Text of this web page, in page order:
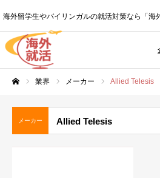
海外留学生やバイリンガルの就活対策なら「海
業界 メーカー Allied Telesis
メーカー Allied Telesis